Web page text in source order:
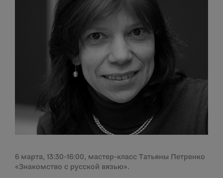
6 марта, 13:30-16:00, мастер-класс Татьяны Петренко
«Знакомство с русской вязью».